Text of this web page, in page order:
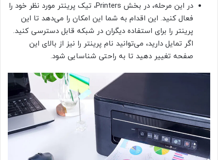
در این مرحله، در بخش Printers، تیک پرینتر مورد نظر خود را
فعال کنید. این اقدام به شما این امکان را می‌دهد تا این
پرینتر را برای استفاده دیگران در شبکه قابل دسترسی کنید.
اگر تمایل دارید، می‌توانید نام پرینتر را نیز از بالای این
صفحه تغییر دهید تا به راحتی شناسایی شود.